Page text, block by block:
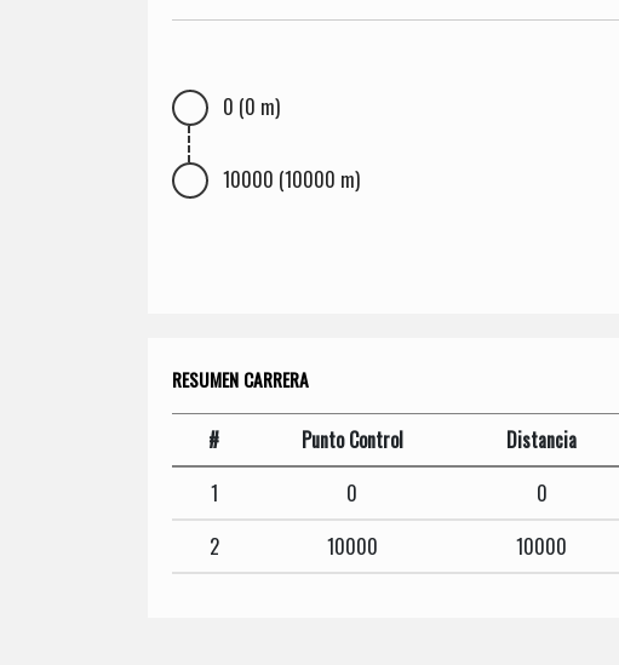
0 (0 m)
10000 (10000 m)
RESUMEN CARRERA
# Punto Control Distancia
1
0 0
2
10000 10000